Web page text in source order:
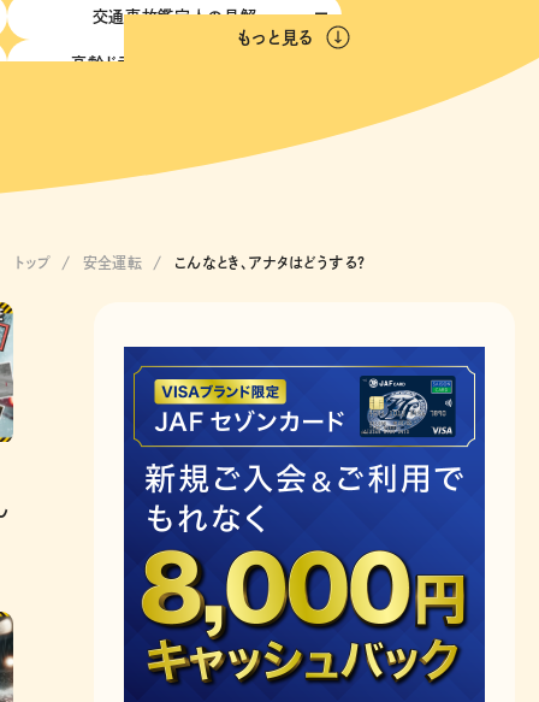
交通事故鑑定人の見解
高齢ドライバーのヒヤリハット
もっと見る
トップ 安全運転 こんなとき、アナタはどうする？